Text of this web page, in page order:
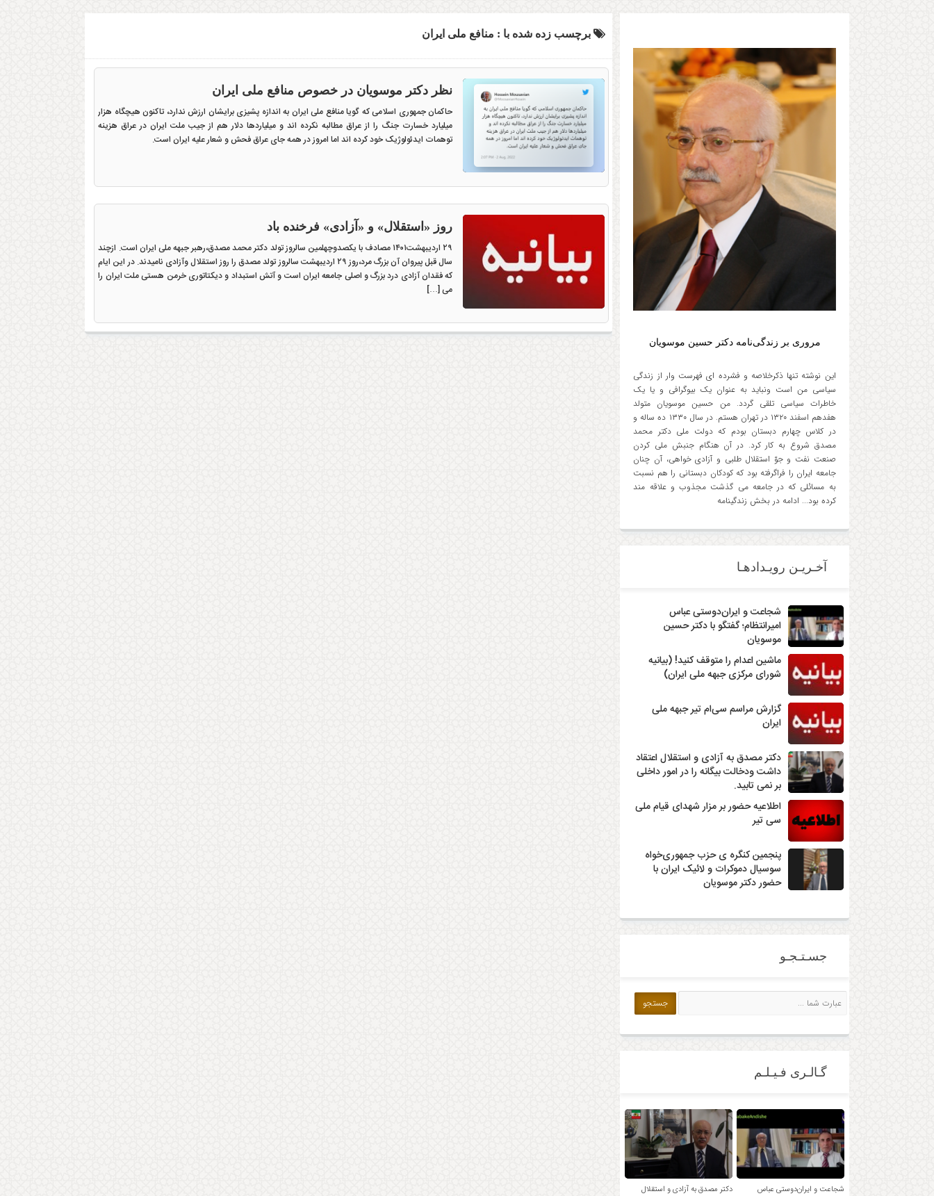
برچسب زده شده با : منافع ملی ایران
نظر دکتر موسویان در خصوص منافع ملی ایران
حاکمان جمهوری اسلامی که گویا منافع ملی ایران به اندازه پشیزی برایشان ارزش ندارد، تاکنون هیچگاه هزار
میلیارد خسارت جنگ را از عراق مطالبه نکرده اند و میلیاردها دلار هم از جیب ملت ایران در عراق هزینه
توهمات ایدئولوژیک خود کرده اند اما امروز در همه جای عراق فحش و شعار علیه ایران است.
2022-05-19
روز «استقلال» و «آزادی» فرخنده باد
۲۹ اردیبهشت۱۴۰۱ مصادف با یکصدوچهلمین سالروز تولد دکتر محمد مصدق،رهبر جبهه ملی ایران است. ازچند
سال قبل پیروان آن بزرگ مرد،روز ۲۹ اردیبهشت سالروز تولد مصدق را روز استقلال وآزادی نامیدند. در این ایام
که فقدان آزادی درد بزرگ و اصلی جامعه ایران است و آتش استبداد و دیکتاتوری خرمن هستی ملت ایران را
می […]
مروری بر زندگی‌نامه دکتر حسین موسویان
این نوشته تنها ذکرخلاصه و فشرده ای فهرست وار از زندگی
سیاسی من است ونباید به عنوان یک بیوگرافی و یا یک
خاطرات سیاسی تلقی گردد. من حسین موسویان متولد
هفدهم اسفند ۱۳۲۰ در تهران هستم. در سال ۱۳۳۰ ده ساله و
در کلاس چهارم دبستان بودم که دولت ملی دکتر محمد
مصدق شروع به کار کرد. در آن هنگام جنبش ملی کردن
صنعت نفت و جوّ استقلال طلبی و آزادی خواهی، آن چنان
جامعه ایران را فراگرفته بود که کودکان دبستانی را هم نسبت
به مسائلی که در جامعه می گذشت مجذوب و علاقه مند
کرده بود... ادامه در بخش زندگینامه
آخـریـن رویـدادهـا
شجاعت و ایران‌دوستی عباس
امیرانتظام؛ گفتگو با دکتر حسین
موسویان
ماشین اعدام را متوقف کنید! (بیانیه
شورای مرکزی جبهه ملی ایران)
گزارش مراسم سی‌ام تیر جبهه ملی
ایران
دکتر مصدق به آزادی و استقلال اعتقاد
داشت ودخالت بیگانه را در امور داخلی
بر نمی تابید.
اطلاعیه حضور بر مزار شهدای قیام ملی
سی تیر
پنجمین کنگره ی حزب جمهوری‌خواه
سوسیال دموکرات و لائیک ایران با
حضور دکتر موسویان
جسـتـجـو
گـالـری فـیـلـم
شجاعت و ایران‌دوستی عباس
دکتر مصدق به آزادی و استقلال